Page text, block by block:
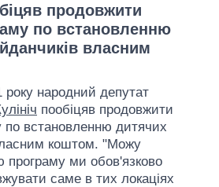
продовжити
по встановленню
власним
року народний депутат
пообіцяв продовжити
по встановленню дитячих
коштом. "Можу
програму ми обов'язково
саме в тих локаціях